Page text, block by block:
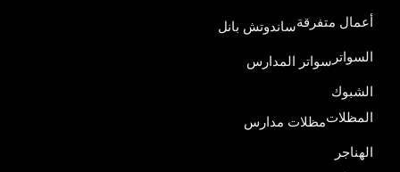
أعمال متفرقةساندوتش بانل
السواتر سواتر المدارس
الشبوك
المظلاتمظلات مدارس
الهناجر